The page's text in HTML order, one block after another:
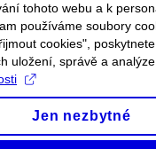
tohoto webu a k
používáme soubory
cookies",
uložení, správě a analýze.
Jen nezbytné